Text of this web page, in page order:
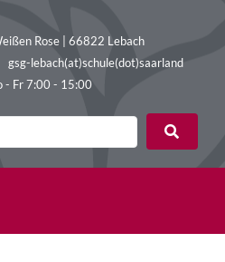
Rose | 66822 Lebach
gsg-lebach(at)schule(dot)saarland
- Fr 7:00 - 15:00